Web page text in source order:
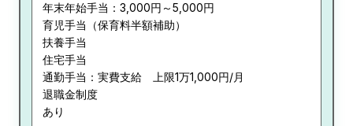
年末年始手当：3,000円～5,000円
育児手当（保育料半額補助）
扶養手当
住宅手当
通勤手当：実費支給 上限1万1,000円/月
退職金制度
あり